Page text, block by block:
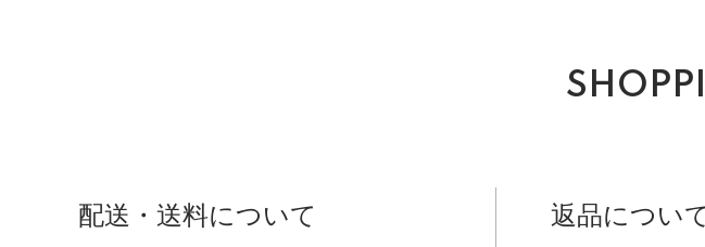
配送・送料について 返品につい